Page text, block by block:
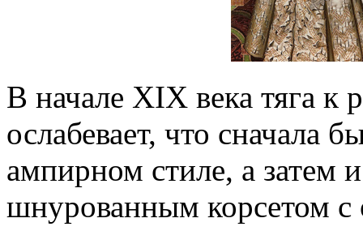
В начале XIX века тяга к
ослабевает, что сначала
ампирном стиле, а затем
шнурованным корсетом с